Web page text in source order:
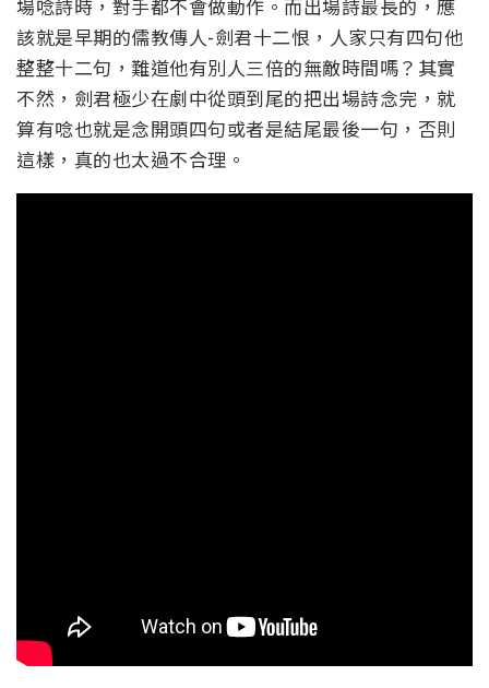
場唸詩時，對手都不會做動作。而出場詩最長的，應
該就是早期的儒教傳人-劍君十二恨，人家只有四句他
整整十二句，難道他有別人三倍的無敵時間嗎？其實
不然，劍君極少在劇中從頭到尾的把出場詩念完，就
算有唸也就是念開頭四句或者是結尾最後一句，否則
這樣，真的也太過不合理。